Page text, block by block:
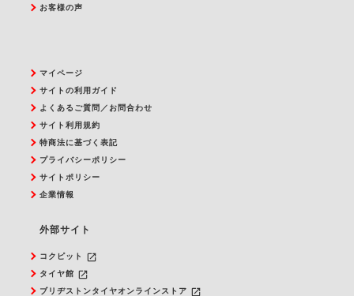
お客様の声
マイページ
サイトの利用ガイド
よくあるご質問／お問合わせ
サイト利用規約
特商法に基づく表記
プライバシーポリシー
サイトポリシー
企業情報
外部サイト
コクピット launch
タイヤ館 launch
ブリヂストンタイヤオンラインストア launch